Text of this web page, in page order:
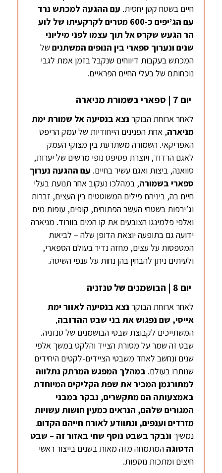
חיים בשטח קטן יחסית. עם ההגעה למכתש נרד
עם הג’יפים כ-600 מטרים לקרקעיתו של לוע
הר הגעש שקרס אל תוך עצמו לפני מיליוני
שנים ונערוך ספארי בין הנופים המשתניםשל
המכתש בעקבות דיווחים שנקבל בזמן אמת לגבי
נוכחותם של בעלי החיים הפראיים.
יום 7 | ספארי בשמורת מניארה
לאחר ארוחת הבוקר נצא בנסיעה אל שמורת ימת
מניארה, אחת הפנינים הייחודיות של עמק הריפט
האפריקאי. השמורה משתרעת בין מצוקי העמק
לאגם הרדוד, ויוצרת פסיפס נופי מרשים של יערות,
סוואנה, ביצות ואגם עשיר בחיים. עם ההגעה נערוך
ספארי בשמורה, במהלכו נעקוב אחר תנועת בעלי
חיים בה, ביניהם פילים המשוטטים בין העצים, זברות
וג’ירפות בשטחי העשב הפתוחים, קופים, עופות מים
ואלפי פלמינגו הצובעים את קו המים בוורוד. מניארה
ידועה גם בתופעה יוצאת הדופן שלה – לביאות
המטפסות על עצים, מחזה נדיר בעולם הספארי,
ולעיתים ניתן להבחין בהן נחות על ענפי השיטה.
יום 8 | הבושמנים של טנזניה
לאחר ארוחת הבוקר נצא בנסיעה לאזור ימת
אייסי, שם נפגוש את בני שבט ההדזבה,
המשתייכים לקבוצת שבטי הבושמנים של טנזניה.
שבט זה שמר על מסורת הצייד והלקט במשך אלפי
שנים ונחשב לאחד משבטי הציידים-לקטים היחידים
שנותרו בעולם. במהלך המפגש המרתק נתלווה
למתורגמן המכיר את שפת הקליקים המיוחדת
באמצעותה הם מתקשרים, נבקר במבני
המגורים שלהם, הנראים כמעין חושות עשויות
מזרדים וענפים, ונתוודע לאורח חייהם הקדום.
נמשיך ונבקר בשבט נוסף שחי באזור זה – שבט
הדטוגה המתמחה מזה מאות בשנים בייצור ראשי
חיצים ומתכות נוספות.